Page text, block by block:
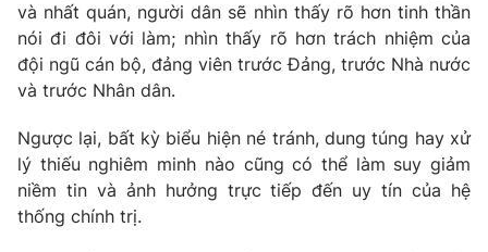
và nhất quán, người dân sẽ nhìn thấy rõ hơn tinh thần
nói đi đôi với làm; nhìn thấy rõ hơn trách nhiệm của
đội ngũ cán bộ, đảng viên trước Đảng, trước Nhà nước
và trước Nhân dân.
Ngược lại, bất kỳ biểu hiện né tránh, dung túng hay xử
lý thiếu nghiêm minh nào cũng có thể làm suy giảm
niềm tin và ảnh hưởng trực tiếp đến uy tín của hệ
thống chính trị.